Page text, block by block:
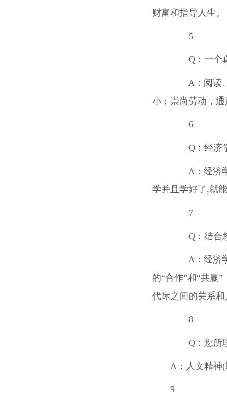
财富和指导人生。
5
Q ：一
A ：阅
小；崇尚劳动，
6
Q ：经
A ：经
学并且学好了,就
7
Q ：结
A ：经
的“合作”和“共赢
代际之间的关系
8
Q ：您
A ：人文精
9